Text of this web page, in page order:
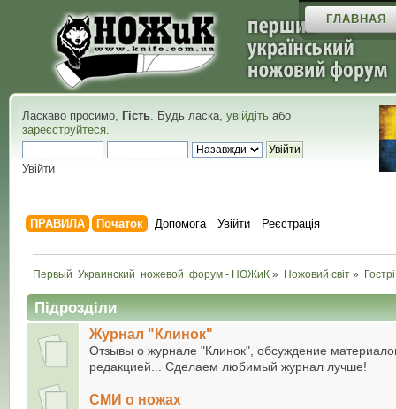
ГЛАВНАЯ
Ласкаво просимо, Гість. Будь ласка, увійдіть або
зареєструйтеся.
Увійти
ПРАВИЛА Початок Допомога Увійти Реєстрація
Первый  Украинский  ножевой  форум - НОЖиК » Ножовий світ »
Підрозділи
Журнал "Клинок"
Отзывы о журнале "Клинок", обсуждение
редакцией... Сделаем любимый журнал лучше!
СМИ о ножах